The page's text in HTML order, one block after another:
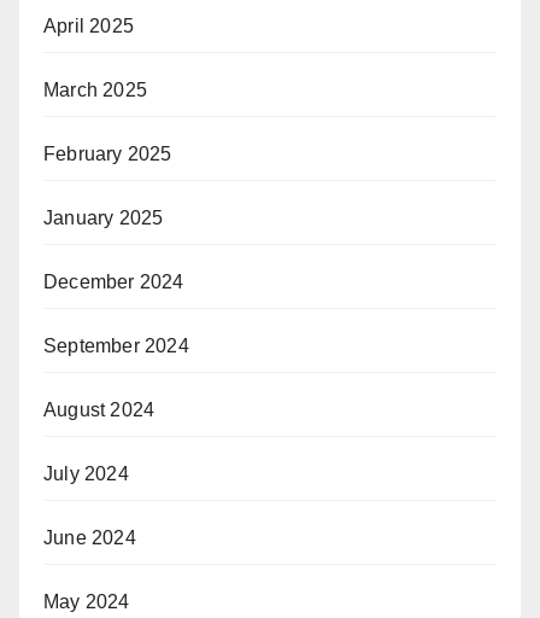
April 2025
March 2025
February 2025
January 2025
December 2024
September 2024
August 2024
July 2024
June 2024
May 2024